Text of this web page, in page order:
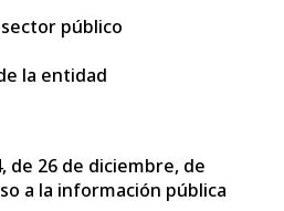
público
la entidad
de 26 de diciembre, de
a la información pública